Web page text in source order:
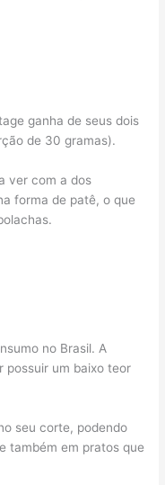
ganha de seus dois
de 30 gramas).
ver com a dos
forma de patê, o que
no Brasil. A
possuir um baixo teor
seu corte, podendo
também em pratos que